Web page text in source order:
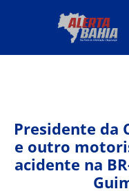
Presidente da
e outro
acidente na